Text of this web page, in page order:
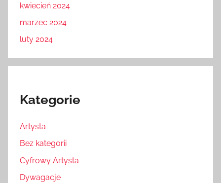
kwiecień 2024
marzec 2024
luty 2024
Kategorie
Artysta
Bez kategorii
Cyfrowy Artysta
Dywagacje